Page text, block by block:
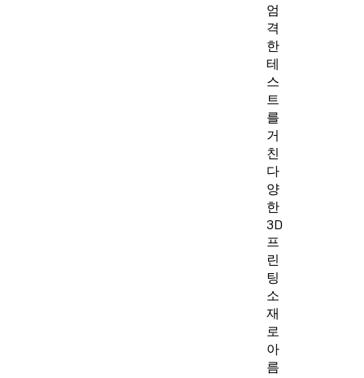
엄
격
한
테
스
트
를
거
친
다
양
한
3D
프
린
팅
소
재
로
아
름